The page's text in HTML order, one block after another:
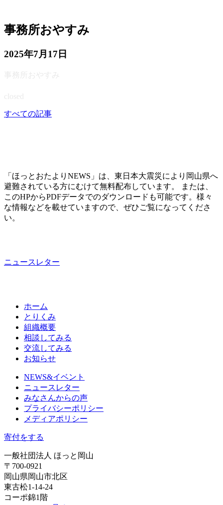
事務所おやすみ
2025年7月17日
すべての記事
「ほっとおたよりNEWS」は、東日本大震災により岡山県へ
避難されている方にむけて無料配布しています。 または、
このHPからPDFデータでのダウンロードも可能です。様々
な情報などを載せていますので、ぜひご覧になってくださ
い。
ニュースレター
ホーム
とりくみ
組織概要
相談してみる
交流してみる
お知らせ
NEWS&イベント
ニュースレター
みなさんからの声
プライバシーポリシー
メディアポリシー
寄付をする
一般社団法人 ほっと岡山
〒700-0921
岡山県岡山市北区
東古松1-14-24
コーポ錦1階